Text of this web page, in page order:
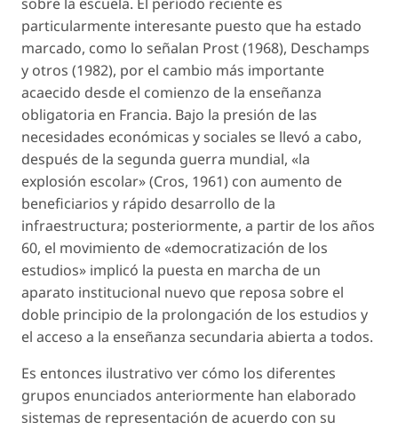
particularmente interesante puesto que ha estado
marcado, como lo señalan Prost (1968), Deschamps
y otros (1982), por el cambio más importante
acaecido desde el comienzo de la enseñanza
obligatoria en Francia. Bajo la presión de las
necesidades económicas y sociales se llevó a cabo,
después de la segunda guerra mundial, «la
explosión escolar» (Cros, 1961) con aumento de
beneficiarios y rápido desarrollo de la
infraestructura; posteriormente, a partir de los años
60, el movimiento de «democratización de los
estudios» implicó la puesta en marcha de un
aparato institucional nuevo que reposa sobre el
doble principio de la prolongación de los estudios y
el acceso a la enseñanza secundaria abierta a todos.
Es entonces ilustrativo ver cómo los diferentes
grupos enunciados anteriormente han elaborado
sistemas de representación de acuerdo con su